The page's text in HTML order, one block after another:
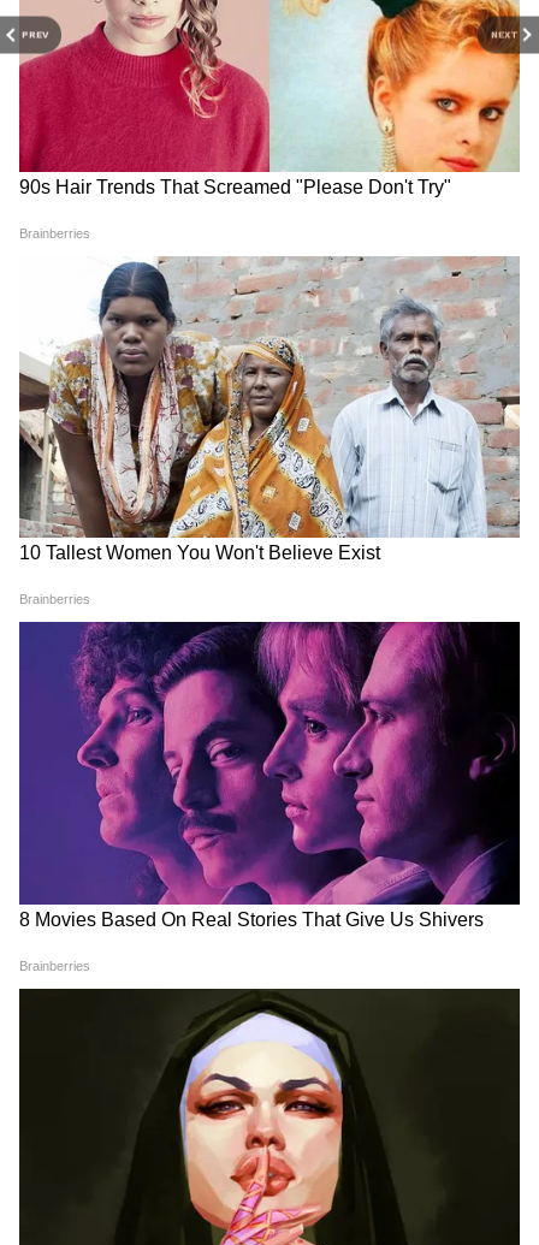
PREV NEXT
RECOMMENDED STORIES
Chandipura Virus: गुजरात-
राजस्थान में चांदीपुरा वायरस का
कहर, केंद्र ने संभाला मोर्चा
Cancer Treatment: कीमो के के
बाद क्यों बिगड़ती है तबीयत और
कितने खतरनाक हैं दुष्प्रभाव? जानिए
बचाव के उपाय
आंखों के अंदर लगाती हैं काजल?
डॉक्टर ने बताया कैसे बढ़ सकता है
स्टाई और कैलाजियन का खतरा
'100% नैचुरल' दावा पड़ा भारी',
FSSAI का Dabur पर बड़ा एक्शन-
कई प्रोडक्ट्स की बिक्री पर लगाया
बैन
LATEST VIDEOS
Rahul Gandhi से मिलीं CJP Protest में
लाठी खाने वाली Muskaan, Delhi Police से
दाग दिया ये सवाल!
CJP के अंदर हो गई कलह, Abhijeet Dipke
के ही खिलाफ हो गए कई लोग!